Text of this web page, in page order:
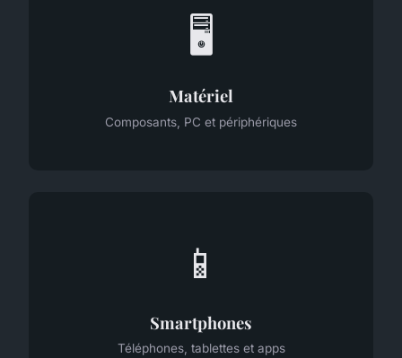
🖥️
Matériel
Composants, PC et périphériques
📱
Smartphones
Téléphones, tablettes et apps